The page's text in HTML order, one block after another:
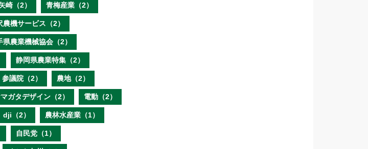
崎（2） 青梅産業（2）
農機サービス（2）
県農業機械協会（2）
静岡県農業特集（2）
参議院（2） 農地（2）
ガタデザイン（2） 電動（2）
dji（2） 農林水産業（1）
自民党（1）